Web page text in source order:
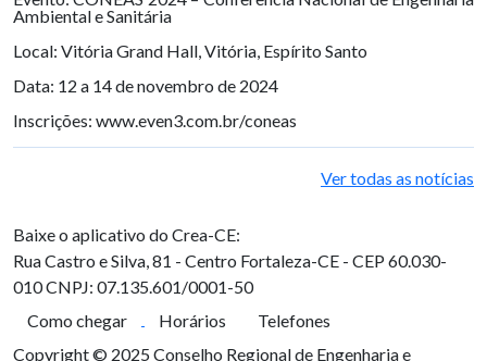
Ambiental e Sanitária
Local: Vitória Grand Hall, Vitória, Espírito Santo
Data: 12 a 14 de novembro de 2024
Inscrições: www.even3.com.br/coneas
Ver todas as notícias
Baixe o aplicativo do Crea-CE:
Rua Castro e Silva, 81 - Centro Fortaleza-CE - CEP 60.030-
010CNPJ: 07.135.601/0001-50
Como chegar
Horários
Telefones
Copyright © 2025 Conselho Regional de Engenharia e